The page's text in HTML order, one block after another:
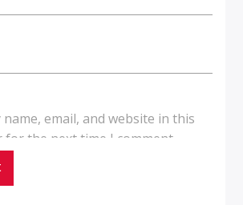
name, email, and website in this
for the next time I comment.